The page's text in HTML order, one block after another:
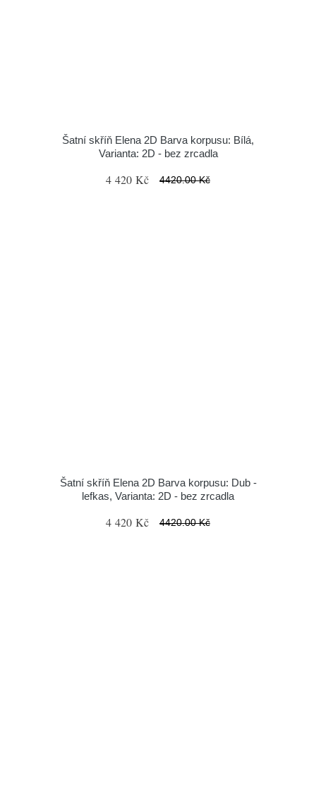
Šatní skříň Elena 2D Barva korpusu: Bílá,
Varianta: 2D - bez zrcadla
4 420 Kč 4420.00 Kč
Šatní skříň Elena 2D Barva korpusu: Dub -
lefkas, Varianta: 2D - bez zrcadla
4 420 Kč 4420.00 Kč